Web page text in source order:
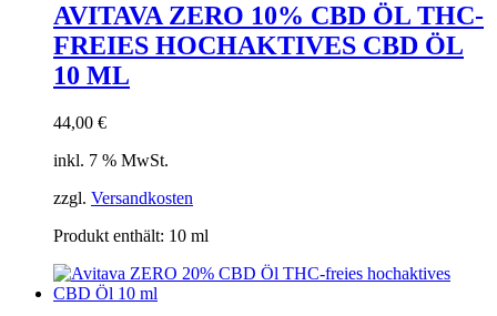
AVITAVA ZERO 10% CBD ÖL THC-
FREIES HOCHAKTIVES CBD ÖL
10 ML
44,00 €
inkl. 7 % MwSt.
zzgl. Versandkosten
Produkt enthält: 10 ml